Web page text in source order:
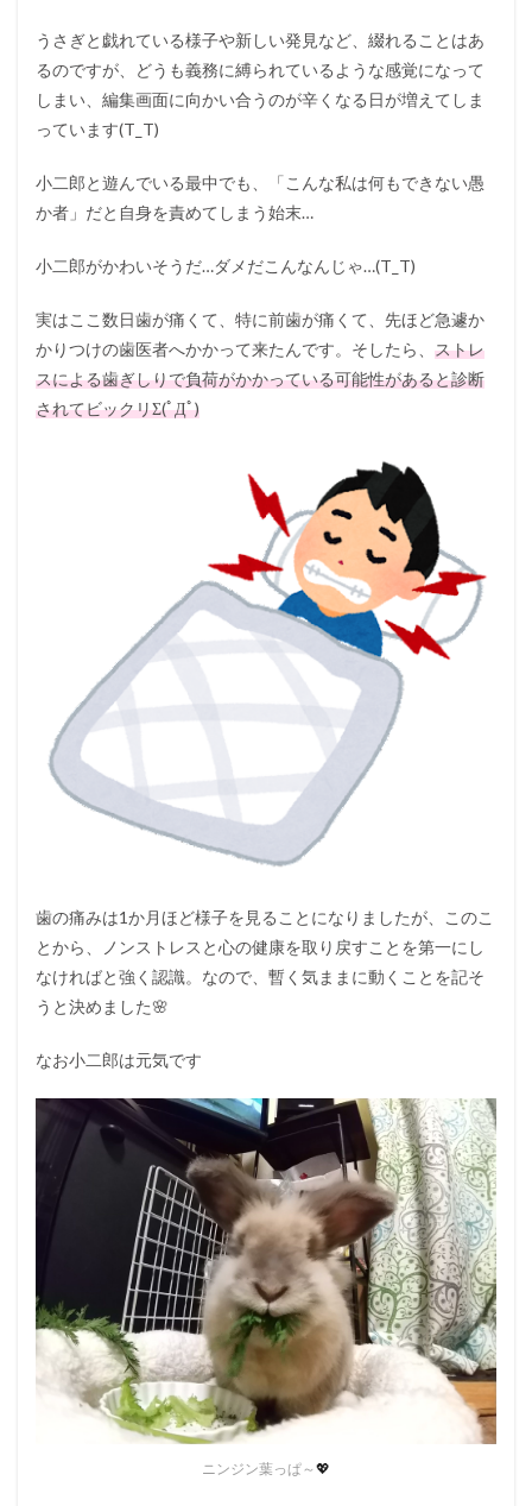
うさぎと戯れている様子や新しい発見など、綴れることはあ
るのですが、どうも義務に縛られているような感覚になって
しまい、編集画面に向かい合うのが辛くなる日が増えてしま
っています(T_T)
小二郎と遊んでいる最中でも、「こんな私は何もできない愚
か者」だと自身を責めてしまう始末…
小二郎がかわいそうだ…ダメだこんなんじゃ…(T_T)
実はここ数日歯が痛くて、特に前歯が痛くて、先ほど急遽か
かりつけの歯医者へかかって来たんです。そしたら、 ストレ
スによる歯ぎしりで負荷がかかっている可能性があると診断
されてビックリΣ(ﾟДﾟ)
歯の痛みは1か月ほど様子を見ることになりましたが、このこ
とから、ノンストレスと心の健康を取り戻すことを第一にし
なければと強く認識。なので、暫く気ままに動くことを記そ
うと決めました🌸
なお小二郎は元気です
ニンジン葉っぱ～💖